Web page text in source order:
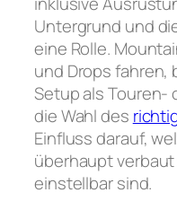
Untergrund und
eine Rolle.
und Drops
Setup als Touren-
die Wahl des
Einfluss darauf,
überhaupt
einstellbar sind.